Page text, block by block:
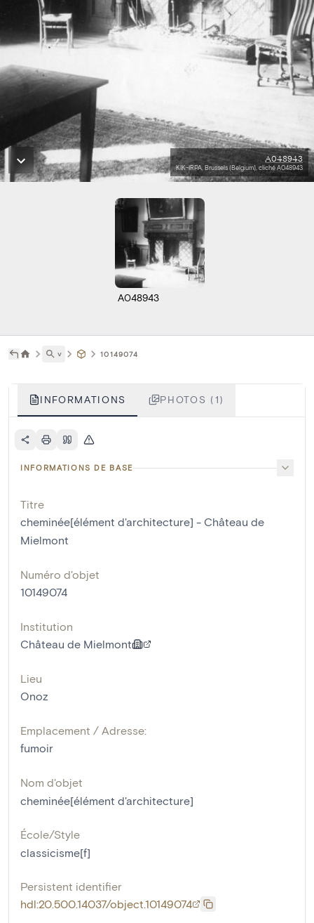
A048943
KIK-IRPA, Brussels (Belgium), cliché A048943
A048943
˅ 10149074
INFORMATIONS PHOTOS (1)
INFORMATIONS DE BASE
Titre
cheminée[élément d'architecture] - Château de
Mielmont
Numéro d'objet
10149074
Institution
Château de Mielmont
Lieu
Onoz
Emplacement / Adresse:
fumoir
Nom d'objet
cheminée[élément d'architecture]
École/Style
classicisme[f]
Persistent identifier
hdl:20.500.14037/object.10149074